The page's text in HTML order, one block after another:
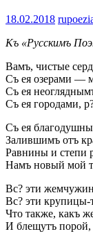
18.02.2018
Къ «Русскимъ
Вамъ, чистые
Съ ея озерами —
Съ ея
Съ ея городами,
Съ ея
Залившимъ отъ
Равнины и степи
Намъ новый мой
Вс? эти
Вс? эти крупицы-
Что также, какъ
И блещутъ порой,